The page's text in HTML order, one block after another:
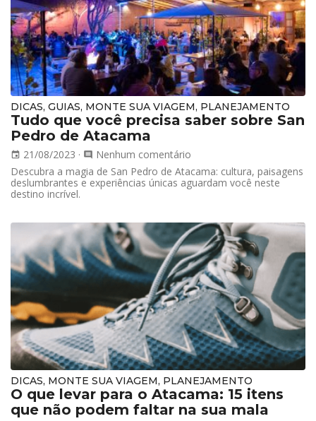
DICAS, GUIAS, MONTE SUA VIAGEM, PLANEJAMENTO
Tudo que você precisa saber sobre San
Pedro de Atacama
event 21/08/2023 · comment Nenhum comentário
Descubra a magia de San Pedro de Atacama: cultura, paisagens
deslumbrantes e experiências únicas aguardam você neste
destino incrível.
DICAS, MONTE SUA VIAGEM, PLANEJAMENTO
O que levar para o Atacama: 15 itens
que não podem faltar na sua mala